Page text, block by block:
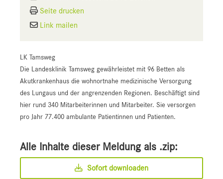
Seite drucken
Link mailen
LK Tamsweg
Die Landesklinik Tamsweg gewährleistet mit 96 Betten als
Akutkrankenhaus die wohnortnahe medizinische Versorgung
des Lungaus und der angrenzenden Regionen. Beschäftigt sind
hier rund 340 Mitarbeiterinnen und Mitarbeiter. Sie versorgen
pro Jahr 77.400 ambulante Patientinnen und Patienten.
Alle Inhalte dieser Meldung als .zip:
Sofort downloaden